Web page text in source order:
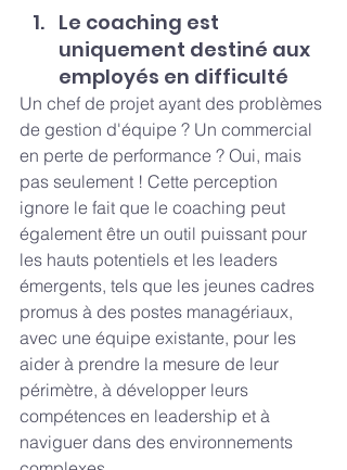
Le coaching est
uniquement destiné aux
employés en difficulté
Un chef de projet ayant des problèmes
de gestion d'équipe ? Un commercial
en perte de performance ? Oui, mais
pas seulement ! Cette perception
ignore le fait que le coaching peut
également être un outil puissant pour
les hauts potentiels et les leaders
émergents, tels que les jeunes cadres
promus à des postes managériaux,
avec une équipe existante, pour les
aider à prendre la mesure de leur
périmètre, à développer leurs
compétences en leadership et à
naviguer dans des environnements